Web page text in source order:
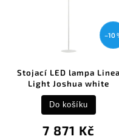
–10
Stojací LED lampa Linea
Light Joshua white
7 871 Kč
Do košíku